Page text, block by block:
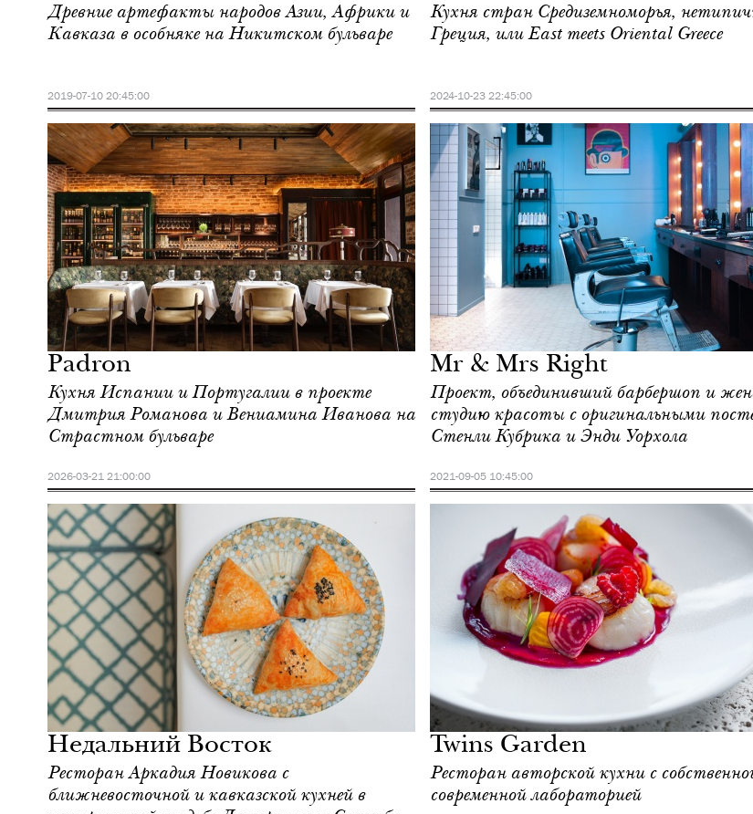
Древние артефакты народов Азии, Африки и
Кавказа в особняке на Никитском бульваре
2019-07-10 20:45:00
Кухня стран Средиземноморья,
Греция, или East meets Oriental Greece
2024-10-23 22:45:00
Padron
Кухня Испании и Португалии в проекте
Дмитрия Романова и Вениамина Иванова на
Страстном бульваре
2026-03-21 21:00:00
Городская среда
Москва
Mr & Mrs Right
Проект, объединивший барбершоп и
студию красоты с оригинальными
Стенли Кубрика и Энди Уорхола
2021-09-05 10:45:00
Недальний Восток
Ресторан Аркадия Новикова с
ближневосточной и кавказской кухней в
Еда
Москва
Twins Garden
Ресторан авторской кухни с
современной лабораторией